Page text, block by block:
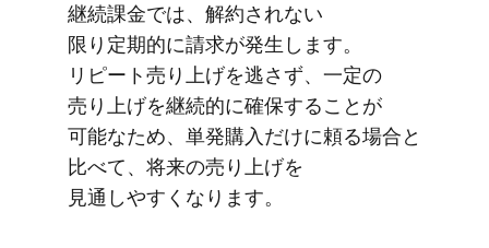
継続課金では、​解約されない​
限り定期的に​請求が​発生します。​
リピート売り上げを​逃さず、​一定の​
売り上げを​継続的に​確保する​ことが​
可能な​ため、​単発購入だけに​頼る​場合と​
比べて、​将来の​売り上げを​
見通しやすくなります。